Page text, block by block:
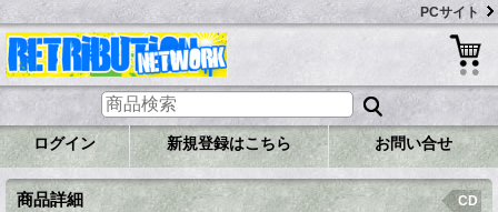
PCサイト
ログイン 新規登録はこちら お問い合せ
商品詳細 CD